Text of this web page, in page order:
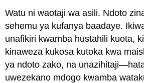
Watu ni waotaji wa asili. Ndoto
sehemu ya kufanya baadaye.
unafikiri kwamba hustahili kuota,
kinaweza kukosa kutoka kwa
ya ndoto zako, na
uwezekano mdogo kwamba